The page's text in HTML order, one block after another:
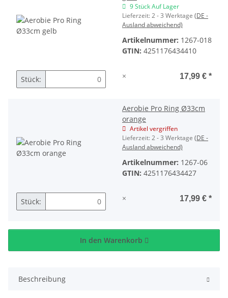
9 Stück Auf Lager
Lieferzeit:2 - 3 Werktage (DE -
Ausland abweichend)
Artikelnummer: 1267-018
GTIN: 4251176434410
Stück: × 17,99 € *
Aerobie Pro Ring Ø33cm
orange
Artikel vergriffen
Lieferzeit:2 - 3 Werktage (DE -
Ausland abweichend)
Artikelnummer: 1267-06
GTIN: 4251176434427
Stück: × 17,99 € *
In den Warenkorb
Beschreibung